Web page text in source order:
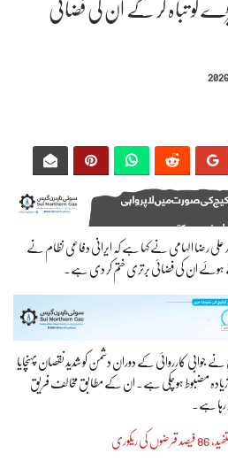
تباہ کر کے ان کی فضائی
علی رضا الہامی نے کہا ہے کہ ایرانی دفاعی نظام نے
ان کی فضائی برتری ختم کر دی ہے۔
جوابی کارروائی کے دوران دشمن کو شدید نقصان پہنچایا
مضبوط ہو چکی ہے۔ ان کے مطابق مخالف فریق
رہا ہے۔